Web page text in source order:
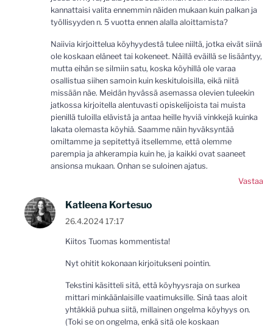
kannattaisi valita ennemmin näiden mukaan kuin palkan ja
työllisyyden n. 5 vuotta ennen alalla aloittamista?
Naiivia kirjoittelua köyhyydestä tulee niiltä, jotka eivät siinä
ole koskaan eläneet tai kokeneet. Näillä eväillä se lisääntyy,
mutta eihän se silmiin satu, koska köyhillä ole varaa
osallistua siihen samoin kuin keskituloisilla, eikä niitä
missään näe. Meidän hyvässä asemassa olevien tuleekin
jatkossa kirjoitella alentuvasti opiskelijoista tai muista
pienillä tuloilla elävistä ja antaa heille hyviä vinkkejä kuinka
lakata olemasta köyhiä. Saamme näin hyväksyntää
omiltamme ja sepitettyä itsellemme, että olemme
parempia ja ahkerampia kuin he, ja kaikki ovat saaneet
ansionsa mukaan. Onhan se suloinen ajatus.
Vastaa
Katleena Kortesuo
26.4.2024 17:17
Kiitos Tuomas kommentista!
Nyt ohitit kokonaan kirjoitukseni pointin.
Tekstini käsitteli sitä, että köyhyysraja on surkea
mittari minkäänlaisille vaatimuksille. Sinä taas aloit
yhtäkkiä puhua siitä, millainen ongelma köyhyys on.
(Toki se on ongelma, enkä sitä ole koskaan